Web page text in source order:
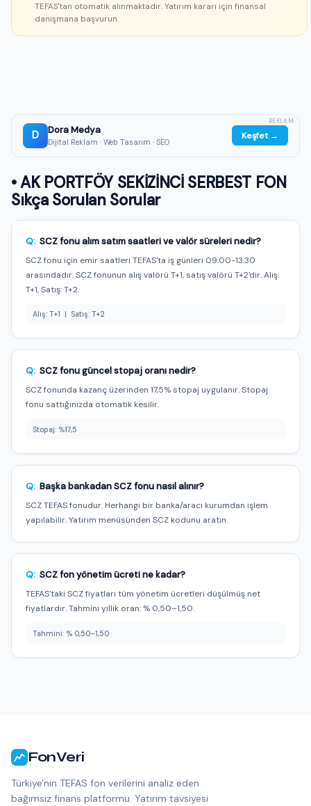
TEFAS'tan otomatik alınmaktadır. Yatırım kararı için finansal
danışmana başvurun.
D Dora Medya
Dijital Reklam · Web Tasarım · SEO
Keşfet →
REKLAM
• AK PORTFÖY SEKİZİNCİ SERBEST FON
Sıkça Sorulan Sorular
Q: SCZ fonu alım satım saatleri ve valör süreleri nedir?
SCZ fonu için emir saatleri TEFAS'ta iş günleri 09:00-13:30
arasındadır. SCZ fonunun alış valörü T+1, satış valörü T+2'dir. Alış:
T+1, Satış: T+2.
Alış: T+1 | Satış: T+2
Q: SCZ fonu güncel stopaj oranı nedir?
SCZ fonunda kazanç üzerinden 17,5% stopaj uygulanır. Stopaj
fonu sattığınızda otomatik kesilir.
Stopaj: %17,5
Q: Başka bankadan SCZ fonu nasıl alınır?
SCZ TEFAS fonudur. Herhangi bir banka/aracı kurumdan işlem
yapılabilir. Yatırım menüsünden SCZ kodunu aratın.
Q: SCZ fon yönetim ücreti ne kadar?
TEFAS'taki SCZ fiyatları tüm yönetim ücretleri düşülmüş net
fiyatlardır. Tahmini yıllık oran: % 0,50–1,50.
Tahmini: % 0,50–1,50
FonVeri
Türkiye'nin TEFAS fon verilerini analiz eden
bağımsız finans platformu. Yatırım tavsiyesi